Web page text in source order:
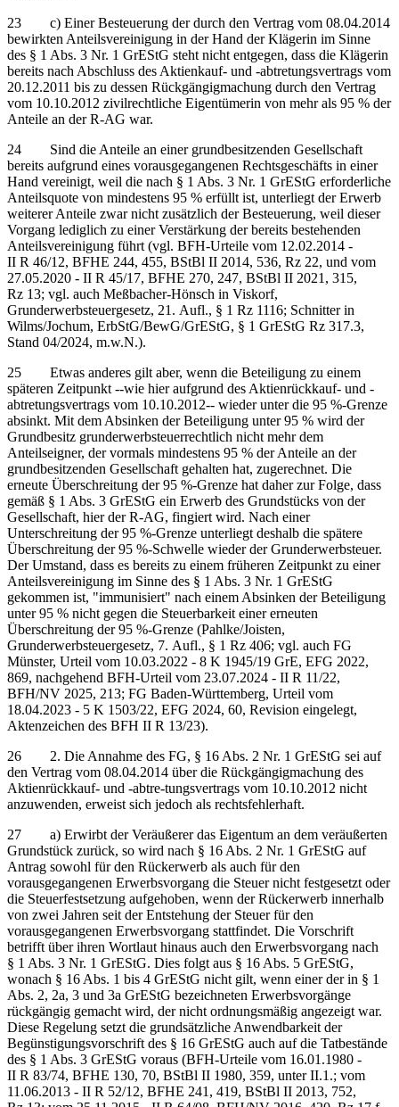
23 c) Einer Besteuerung der durch den Vertrag vom 08.04.2014
bewirkten Anteilsvereinigung in der Hand der Klägerin im Sinne
des § 1 Abs. 3 Nr. 1 GrEStG steht nicht entgegen, dass die Klägerin
bereits nach Abschluss des Aktienkauf- und -abtretungsvertrags vom
20.12.2011 bis zu dessen Rückgängigmachung durch den Vertrag
vom 10.10.2012 zivilrechtliche Eigentümerin von mehr als 95 % der
Anteile an der R-AG war.
24 Sind die Anteile an einer grundbesitzenden Gesellschaft
bereits aufgrund eines vorausgegangenen Rechtsgeschäfts in einer
Hand vereinigt, weil die nach § 1 Abs. 3 Nr. 1 GrEStG erforderliche
Anteilsquote von mindestens 95 % erfüllt ist, unterliegt der Erwerb
weiterer Anteile zwar nicht zusätzlich der Besteuerung, weil dieser
Vorgang lediglich zu einer Verstärkung der bereits bestehenden
Anteilsvereinigung führt (vgl. BFH-Urteile vom 12.02.2014 -
II R 46/12, BFHE 244, 455, BStBl II 2014, 536, Rz 22, und vom
27.05.2020 - II R 45/17, BFHE 270, 247, BStBl II 2021, 315,
Rz 13; vgl. auch Meßbacher-Hönsch in Viskorf,
Grunderwerbsteuergesetz, 21. Aufl., § 1 Rz 1116; Schnitter in
Wilms/Jochum, ErbStG/BewG/GrEStG, § 1 GrEStG Rz 317.3,
Stand 04/2024, m.w.N.).
25 Etwas anderes gilt aber, wenn die Beteiligung zu einem
späteren Zeitpunkt ‑‑wie hier aufgrund des Aktienrückkauf- und -
abtretungsvertrags vom 10.10.2012‑‑ wieder unter die 95 %-Grenze
absinkt. Mit dem Absinken der Beteiligung unter 95 % wird der
Grundbesitz grunderwerbsteuerrechtlich nicht mehr dem
Anteilseigner, der vormals mindestens 95 % der Anteile an der
grundbesitzenden Gesellschaft gehalten hat, zugerechnet. Die
erneute Überschreitung der 95 %-Grenze hat daher zur Folge, dass
gemäß § 1 Abs. 3 GrEStG ein Erwerb des Grundstücks von der
Gesellschaft, hier der R-AG, fingiert wird. Nach einer
Unterschreitung der 95 %-Grenze unterliegt deshalb die spätere
Überschreitung der 95 %-Schwelle wieder der Grunderwerbsteuer.
Der Umstand, dass es bereits zu einem früheren Zeitpunkt zu einer
Anteilsvereinigung im Sinne des § 1 Abs. 3 Nr. 1 GrEStG
gekommen ist, "immunisiert" nach einem Absinken der Beteiligung
unter 95 % nicht gegen die Steuerbarkeit einer erneuten
Überschreitung der 95 %-Grenze (Pahlke/Joisten,
Grunderwerbsteuergesetz, 7. Aufl., § 1 Rz 406; vgl. auch FG
Münster, Urteil vom 10.03.2022 - 8 K 1945/19 GrE, EFG 2022,
869, nachgehend BFH-Urteil vom 23.07.2024 - II R 11/22,
BFH/NV 2025, 213; FG Baden-Württemberg, Urteil vom
18.04.2023 - 5 K 1503/22, EFG 2024, 60, Revision eingelegt,
Aktenzeichen des BFH II R 13/23).
26 2. Die Annahme des FG, § 16 Abs. 2 Nr. 1 GrEStG sei auf
den Vertrag vom 08.04.2014 über die Rückgängigmachung des
Aktienrückkauf- und -abtre-tungsvertrags vom 10.10.2012 nicht
anzuwenden, erweist sich jedoch als rechtsfehlerhaft.
27 a) Erwirbt der Veräußerer das Eigentum an dem veräußerten
Grundstück zurück, so wird nach § 16 Abs. 2 Nr. 1 GrEStG auf
Antrag sowohl für den Rückerwerb als auch für den
vorausgegangenen Erwerbsvorgang die Steuer nicht festgesetzt oder
die Steuerfestsetzung aufgehoben, wenn der Rückerwerb innerhalb
von zwei Jahren seit der Entstehung der Steuer für den
vorausgegangenen Erwerbsvorgang stattfindet. Die Vorschrift
betrifft über ihren Wortlaut hinaus auch den Erwerbsvorgang nach
§ 1 Abs. 3 Nr. 1 GrEStG. Dies folgt aus § 16 Abs. 5 GrEStG,
wonach § 16 Abs. 1 bis 4 GrEStG nicht gilt, wenn einer der in § 1
Abs. 2, 2a, 3 und 3a GrEStG bezeichneten Erwerbsvorgänge
rückgängig gemacht wird, der nicht ordnungsmäßig angezeigt war.
Diese Regelung setzt die grundsätzliche Anwendbarkeit der
Begünstigungsvorschrift des § 16 GrEStG auch auf die Tatbestände
des § 1 Abs. 3 GrEStG voraus (BFH-Urteile vom 16.01.1980 -
II R 83/74, BFHE 130, 70, BStBl II 1980, 359, unter II.1.; vom
11.06.2013 - II R 52/12, BFHE 241, 419, BStBl II 2013, 752,